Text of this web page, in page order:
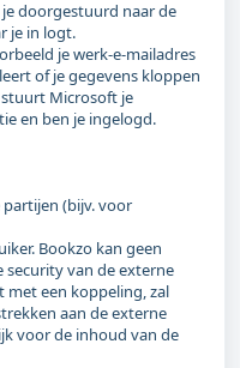
doorgestuurd naar de
je in logt.
je werk-e-mailadres
of je gegevens kloppen
Microsoft je
en ben je ingelogd.
(bijv. voor
Bookzo kan geen
van de externe
met een koppeling, zal
aan de externe
voor de inhoud van de